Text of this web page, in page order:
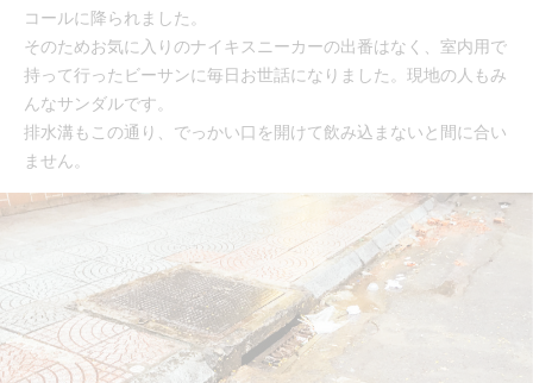
コールに降られました。
そのためお気に入りのナイキスニーカーの出番はなく、室内用で
持って行ったビーサンに毎日お世話になりました。現地の人もみ
んなサンダルです。
排水溝もこの通り、でっかい口を開けて飲み込まないと間に合い
ません。